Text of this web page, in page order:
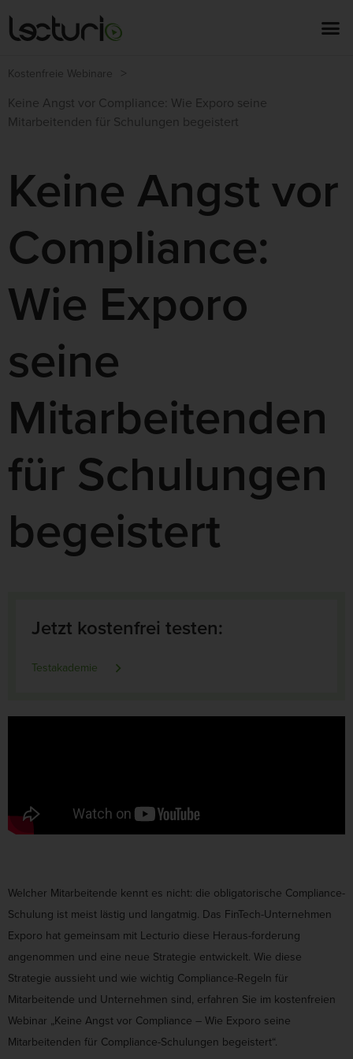
Kostenfreie Webinare
>
Keine Angst vor Compliance: Wie Exporo seine
Mitarbeitenden für Schulungen begeistert
Keine Angst vor
Compliance:
Wie Exporo
seine
Mitarbeitenden
für Schulungen
begeistert
Welcher Mitarbeitende kennt es nicht: die obligatorische Compliance-
Schulung ist meist lästig und langatmig. Das FinTech-Unternehmen
Exporo hat gemeinsam mit Lecturio diese Heraus-forderung
angenommen und eine neue Strategie entwickelt. Wie diese
Strategie aussieht und wie wichtig Compliance-Regeln für
Mitarbeitende und Unternehmen sind, erfahren Sie im kostenfreien
Webinar „Keine Angst vor Compliance – Wie Exporo seine
Mitarbeitenden für Compliance-Schulungen begeistert“.
Jetzt kostenfrei testen:
Testakademie